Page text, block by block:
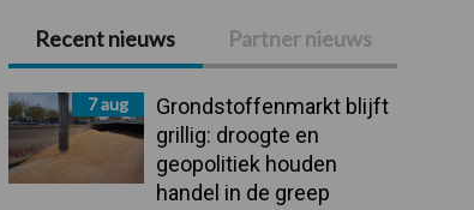
Primaire
Sidebar
Recent nieuws Partner nieuws
7 aug
Grondstoffenmarkt blijft
grillig: droogte en
geopolitiek houden
handel in de greep